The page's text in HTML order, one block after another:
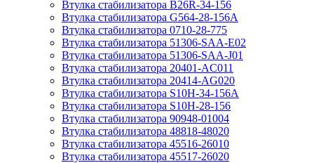
Втулка стабилизатора B26R-34-156
Втулка стабилизатора G564-28-156A
Втулка стабилизатора 0710-28-775
Втулка стабилизатора 51306-SAA-E02
Втулка стабилизатора 51306-SAA-J01
Втулка стабилизатора 20401-AC011
Втулка стабилизатора 20414-AG020
Втулка стабилизатора S10H-34-156A
Втулка стабилизатора S10H-28-156
Втулка стабилизатора 90948-01004
Втулка стабилизатора 48818-48020
Втулка стабилизатора 45516-26010
Втулка стабилизатора 45517-26020